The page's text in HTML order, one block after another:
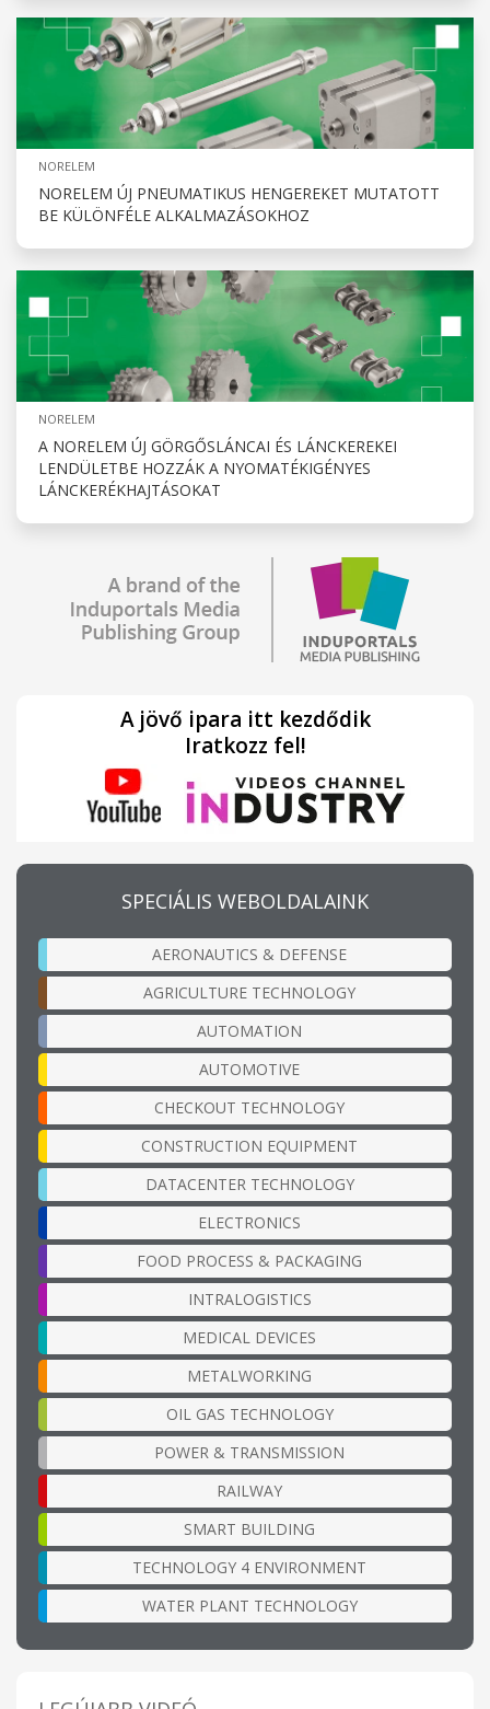
NORELEM
NORELEM ÚJ PNEUMATIKUS HENGEREKET MUTATOTT
BE KÜLÖNFÉLE ALKALMAZÁSOKHOZ
NORELEM
A NORELEM ÚJ GÖRGŐSLÁNCAI ÉS LÁNCKEREKEI
LENDÜLETBE HOZZÁK A NYOMATÉKIGÉNYES
LÁNCKERÉKHAJTÁSOKAT
A jövő ipara itt kezdődik
Iratkozz fel!
SPECIÁLIS WEBOLDALAINK
AERONAUTICS & DEFENSE
AGRICULTURE TECHNOLOGY
AUTOMATION
AUTOMOTIVE
CHECKOUT TECHNOLOGY
CONSTRUCTION EQUIPMENT
DATACENTER TECHNOLOGY
ELECTRONICS
FOOD PROCESS & PACKAGING
INTRALOGISTICS
MEDICAL DEVICES
METALWORKING
OIL GAS TECHNOLOGY
POWER & TRANSMISSION
RAILWAY
SMART BUILDING
TECHNOLOGY 4 ENVIRONMENT
WATER PLANT TECHNOLOGY